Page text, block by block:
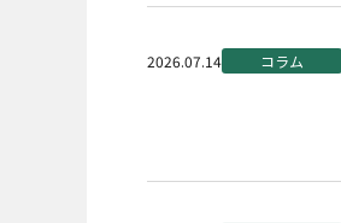
2026.07.14 コラム